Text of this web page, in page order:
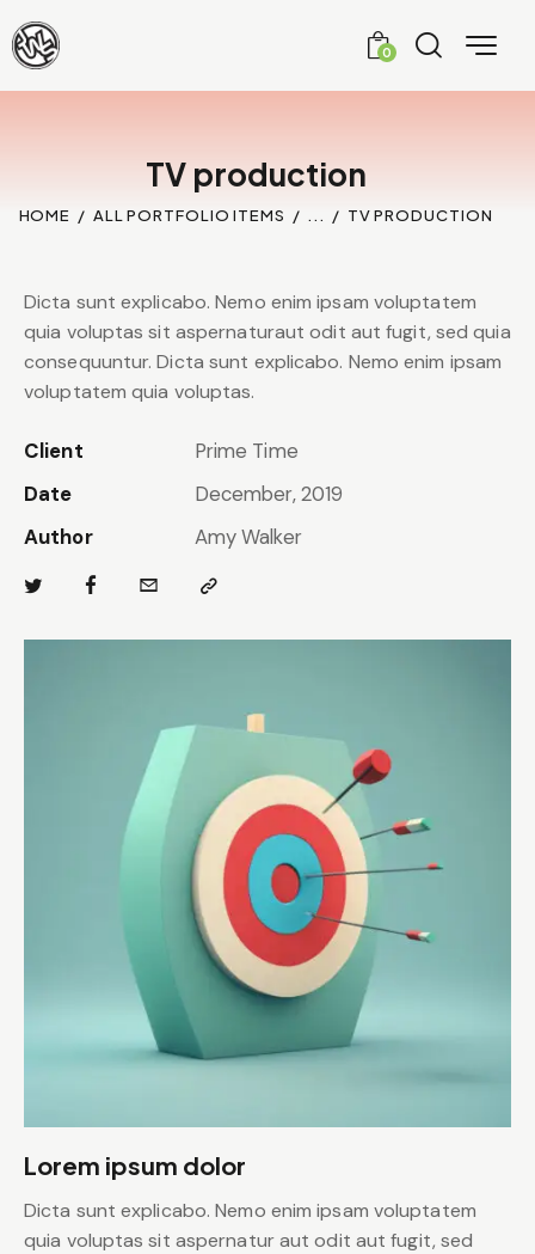
0
TV production
HOME ALL PORTFOLIO ITEMS ... TV PRODUCTION
Dicta sunt explicabo. Nemo enim ipsam voluptatem
quia voluptas sit aspernaturaut odit aut fugit, sed quia
consequuntur. Dicta sunt explicabo. Nemo enim ipsam
voluptatem quia voluptas.
Client
Prime Time
Date
December, 2019
Author
Amy Walker
Lorem ipsum dolor
Dicta sunt explicabo. Nemo enim ipsam voluptatem
quia voluptas sit aspernatur aut odit aut fugit, sed